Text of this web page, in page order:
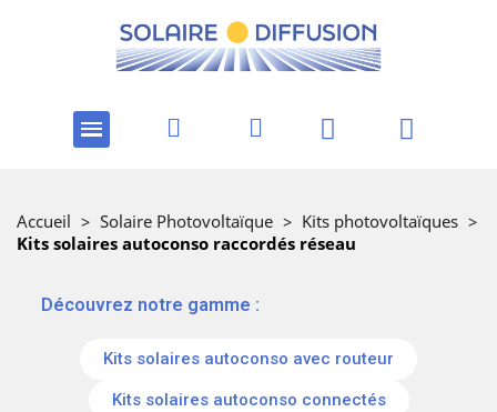
Accueil > Solaire Photovoltaïque > Kits photovoltaïques >
Kits solaires autoconso raccordés réseau
‎ ‎ ‎‎ ‎Découvrez notre gamme :
Kits solaires autoconso avec routeur
Kits solaires autoconso connectés